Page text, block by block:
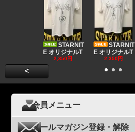
STARNIT
E オリジナルT
2,350円
STARNIT
E オリジナルT
2,350円
<
会員メニュー
メールマガジン登録・解除